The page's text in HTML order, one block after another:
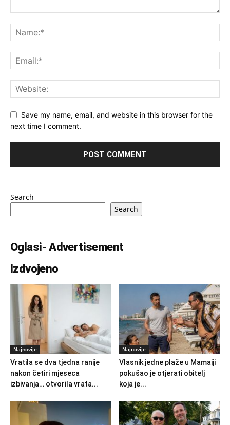
Save my name, email, and website in this browser for the
next time I comment.
Search
Search
Oglasi- Advertisement
Izdvojeno
Najnovije
Vratila se dva tjedna ranije
nakon četiri mjeseca
izbivanja… otvorila vrata...
Najnovije
Vlasnik jedne plaže u Mamaiji
pokušao je otjerati obitelj
koja je...